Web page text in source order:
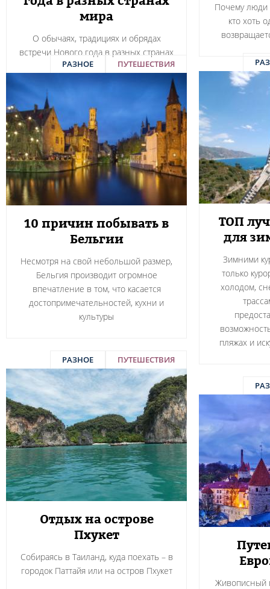
мира
О обычаях, традициях и обрядах
встречи Нового года в разных странах
Почему люди
кто хоть
ТОП
для
Зимними
только
холодом,
пляжах и
ПУТЕШЕСТВИЯ
РАЗНОЕ
10 причин побывать в
Бельгии
Несмотря на свой небольшой размер,
Бельгия производит огромное
впечатление в том, что касается
достопримечательностей, кухни и
культуры
ПУТЕШЕСТВИЯ
РАЗНОЕ
Отдых на острове
Пхукет
Собираясь в Таиланд, куда поехать – в
городок Паттайя или на остров Пхукет
Живописный